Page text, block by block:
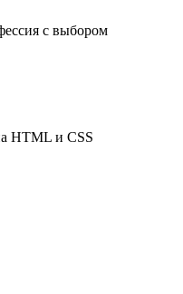
с выбором
HTML и CSS